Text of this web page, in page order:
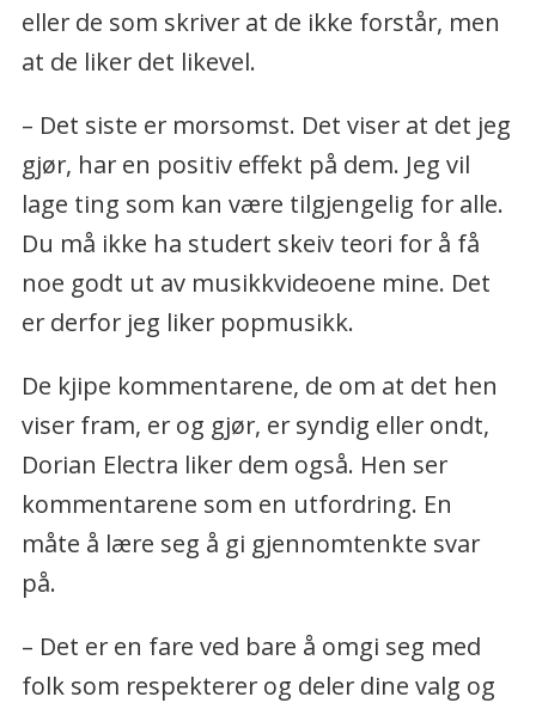
eller de som skriver at de ikke forstår, men
at de liker det likevel.
– Det siste er morsomst. Det viser at det jeg
gjør, har en positiv effekt på dem. Jeg vil
lage ting som kan være tilgjengelig for alle.
Du må ikke ha studert skeiv teori for å få
noe godt ut av musikkvideoene mine. Det
er derfor jeg liker popmusikk.
De kjipe kommentarene, de om at det hen
viser fram, er og gjør, er syndig eller ondt,
Dorian Electra liker dem også. Hen ser
kommentarene som en utfordring. En
måte å lære seg å gi gjennomtenkte svar
på.
– Det er en fare ved bare å omgi seg med
folk som respekterer og deler dine valg og